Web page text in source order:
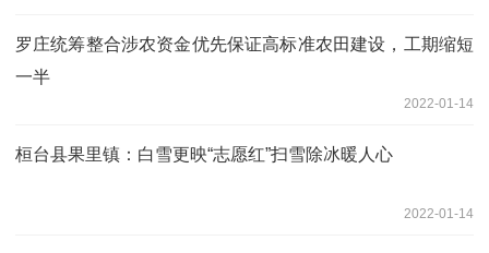
罗庄统筹整合涉农资金优先保证高标准农田建设，工期缩短
一半
2022-01-14
桓台县果里镇：白雪更映“志愿红”扫雪除冰暖人心
2022-01-14